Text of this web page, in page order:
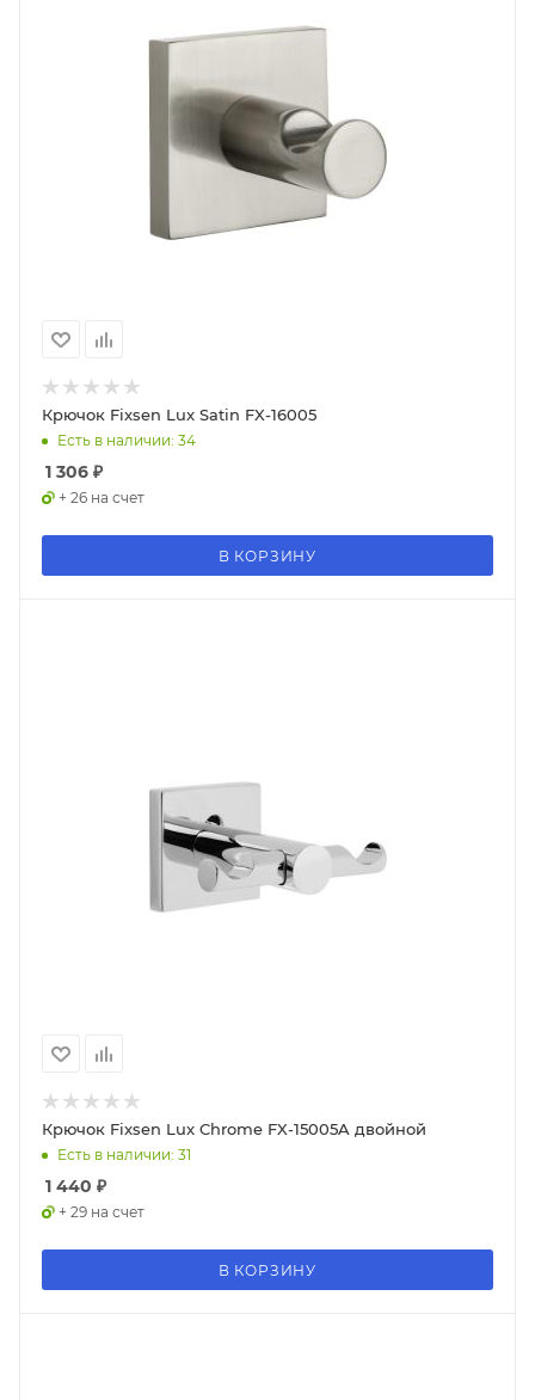
Крючок Fixsen Lux Satin FX-16005
Есть в наличии: 34
1 306 ₽
+ 26 на счет
В КОРЗИНУ
Крючок Fixsen Lux Chrome FX-15005A двойной
Есть в наличии: 31
1 440 ₽
+ 29 на счет
В КОРЗИНУ